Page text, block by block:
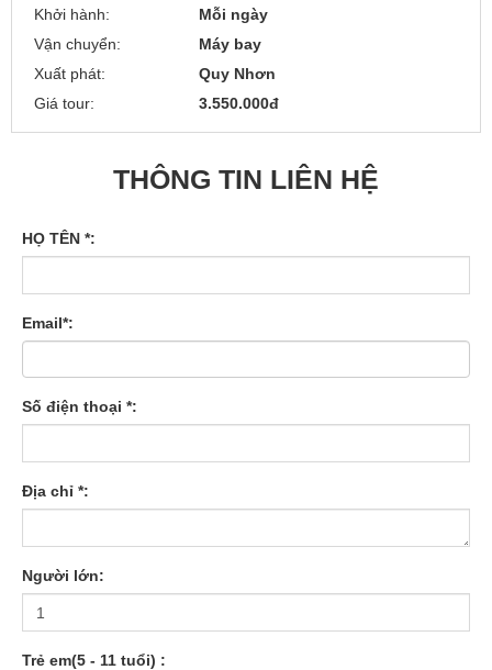
Khởi hành:
Mỗi ngày
Vận chuyển:
Máy bay
Xuất phát:
Quy Nhơn
Giá tour:
3.550.000đ
THÔNG TIN LIÊN HỆ
HỌ TÊN *:
Email*:
Số điện thoại *:
Địa chỉ *:
Người lớn:
Trẻ em(5 - 11 tuổi) :